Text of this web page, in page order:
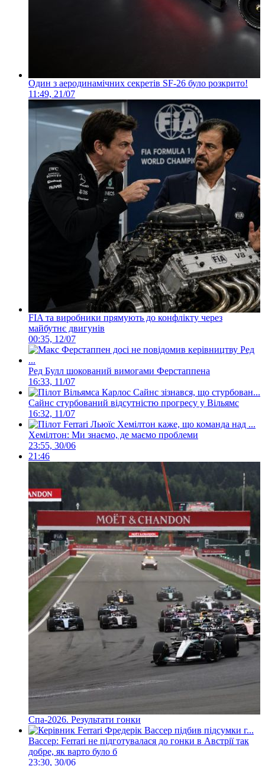
Один з аеродинамічних секретів SF-26 було розкрито!
11:49, 21/07
FIA та виробники прямують до конфлікту через
майбутнє двигунів
00:35, 12/07
Ред Булл шокований вимогами Ферстаппена
16:33, 11/07
Сайнс стурбований відсутністю прогресу у Вільямс
16:32, 11/07
Хемілтон: Ми знаємо, де маємо проблеми
23:55, 30/06
21:46
Спа-2026. Результати гонки
Вассер: Ferrari не підготувалася до гонки в Австрії так
добре, як варто було б
23:30, 30/06